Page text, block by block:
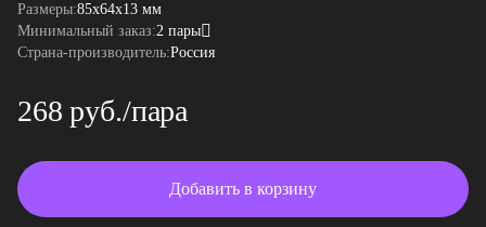
Размеры:85x64x13 мм
Минимальный заказ:2 пары
Страна-производитель:Россия
268 руб./пара
Добавить в корзину